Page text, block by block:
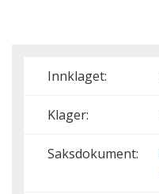
Innklaget:
Klager:
Saksdokument: